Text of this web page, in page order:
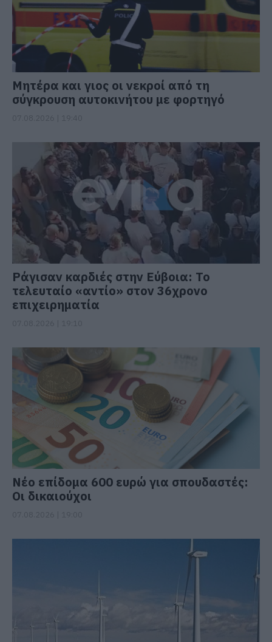
Μητέρα και γιος οι νεκροί από τη
σύγκρουση αυτοκινήτου με φορτηγό
Ράγισαν καρδιές στην Εύβοια: Το
τελευταίο «αντίο» στον 36χρονο
επιχειρηματία
Νέο επίδομα 600 ευρώ για σπουδαστές:
Οι δικαιούχοι